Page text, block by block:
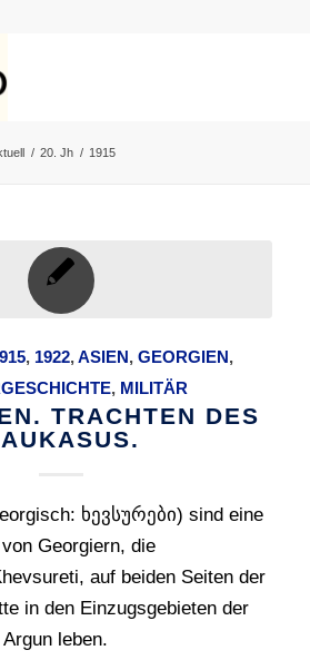
/ 20. Jh / 1915
, 1922,ASIEN, GEORGIEN,
, MILITÄR
TRACHTEN DES
ხევსურები) sind eine
Georgiern, die
auf beiden Seiten der
in den Einzugsgebieten der
leben.